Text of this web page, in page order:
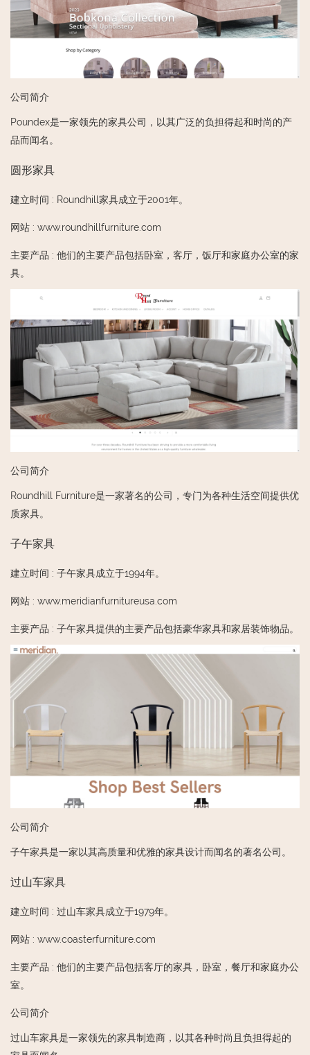
公司简介
Poundex是一家领先的家具公司，以其广泛的负担得起和时尚的产
品而闻名。
圆形家具
建立时间 : Roundhill家具成立于2001年。
网站 : www.roundhillfurniture.com
主要产品 : 他们的主要产品包括卧室，客厅，饭厅和家庭办公室的家
具。
公司简介
Roundhill Furniture是一家著名的公司，专门为各种生活空间提供优
质家具。
子午家具
建立时间 : 子午家具成立于1994年。
网站 : www.meridianfurnitureusa.com
主要产品 : 子午家具提供的主要产品包括豪华家具和家居装饰物品。
公司简介
子午家具是一家以其高质量和优雅的家具设计而闻名的著名公司。
过山车家具
建立时间 : 过山车家具成立于1979年。
网站 : www.coasterfurniture.com
主要产品 : 他们的主要产品包括客厅的家具，卧室，餐厅和家庭办公
室。
公司简介
过山车家具是一家领先的家具制造商，以其各种时尚且负担得起的